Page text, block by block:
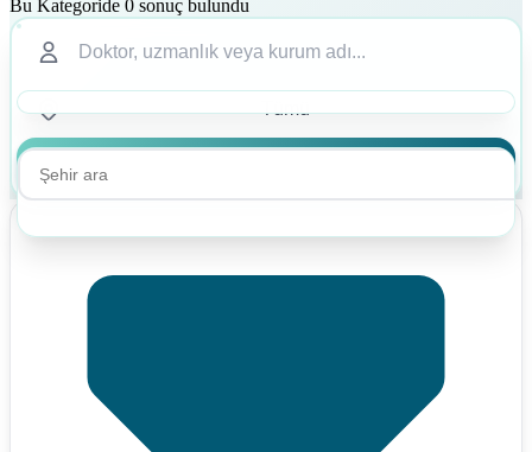
Bu Kategoride 0 sonuç bulundu